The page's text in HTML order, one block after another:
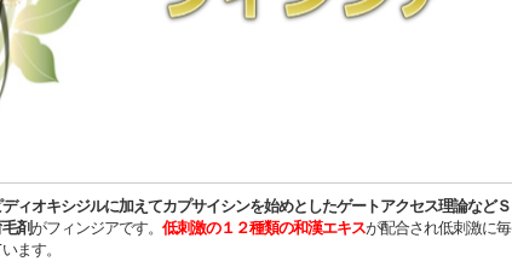
ィオキシジルに加えてカプサイシンを始めとしたゲートアクセス理論などＳ
剤がフィンジアです。 低刺激の１２種類の和漢エキスが配合され低刺激に毎
ます。